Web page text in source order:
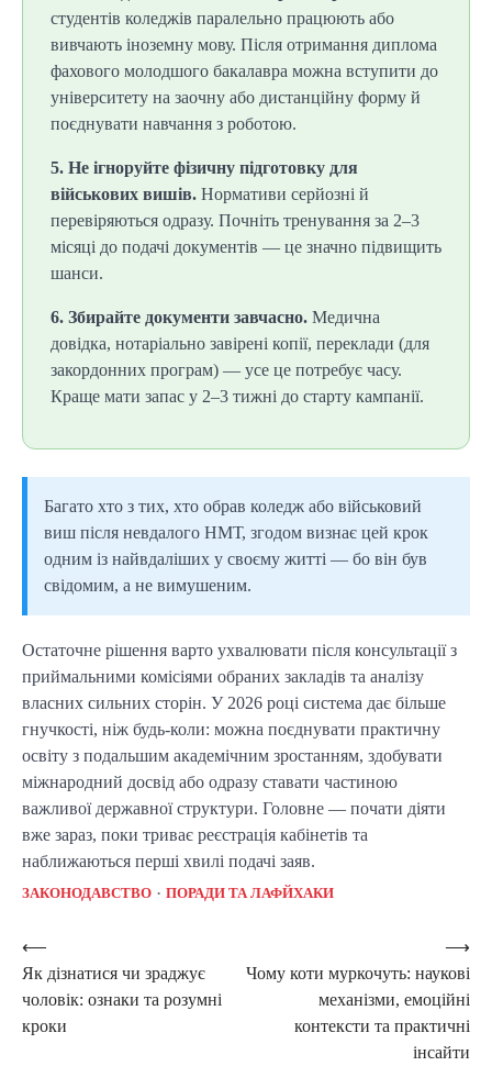
студентів коледжів паралельно працюють або
вивчають іноземну мову. Після отримання диплома
фахового молодшого бакалавра можна вступити до
університету на заочну або дистанційну форму й
поєднувати навчання з роботою.
5. Не ігноруйте фізичну підготовку для
військових вишів. Нормативи серйозні й
перевіряються одразу. Почніть тренування за 2–3
місяці до подачі документів — це значно підвищить
шанси.
6. Збирайте документи завчасно. Медична
довідка, нотаріально завірені копії, переклади (для
закордонних програм) — усе це потребує часу.
Краще мати запас у 2–3 тижні до старту кампанії.
Багато хто з тих, хто обрав коледж або військовий
виш після невдалого НМТ, згодом визнає цей крок
одним із найвдаліших у своєму житті — бо він був
свідомим, а не вимушеним.
Остаточне рішення варто ухвалювати після консультації з
приймальними комісіями обраних закладів та аналізу
власних сильних сторін. У 2026 році система дає більше
гнучкості, ніж будь-коли: можна поєднувати практичну
освіту з подальшим академічним зростанням, здобувати
міжнародний досвід або одразу ставати частиною
важливої державної структури. Головне — почати діяти
вже зараз, поки триває реєстрація кабінетів та
наближаються перші хвилі подачі заяв.
ЗАКОНОДАВСТВО ПОРАДИ ТА ЛАФЙХАКИ
Post
navigation
⟵
Як дізнатися чи зраджує
чоловік: ознаки та розумні
кроки
Чому коти муркочуть: наукові
механізми, емоційні
контексти та практичні
інсайти
⟶